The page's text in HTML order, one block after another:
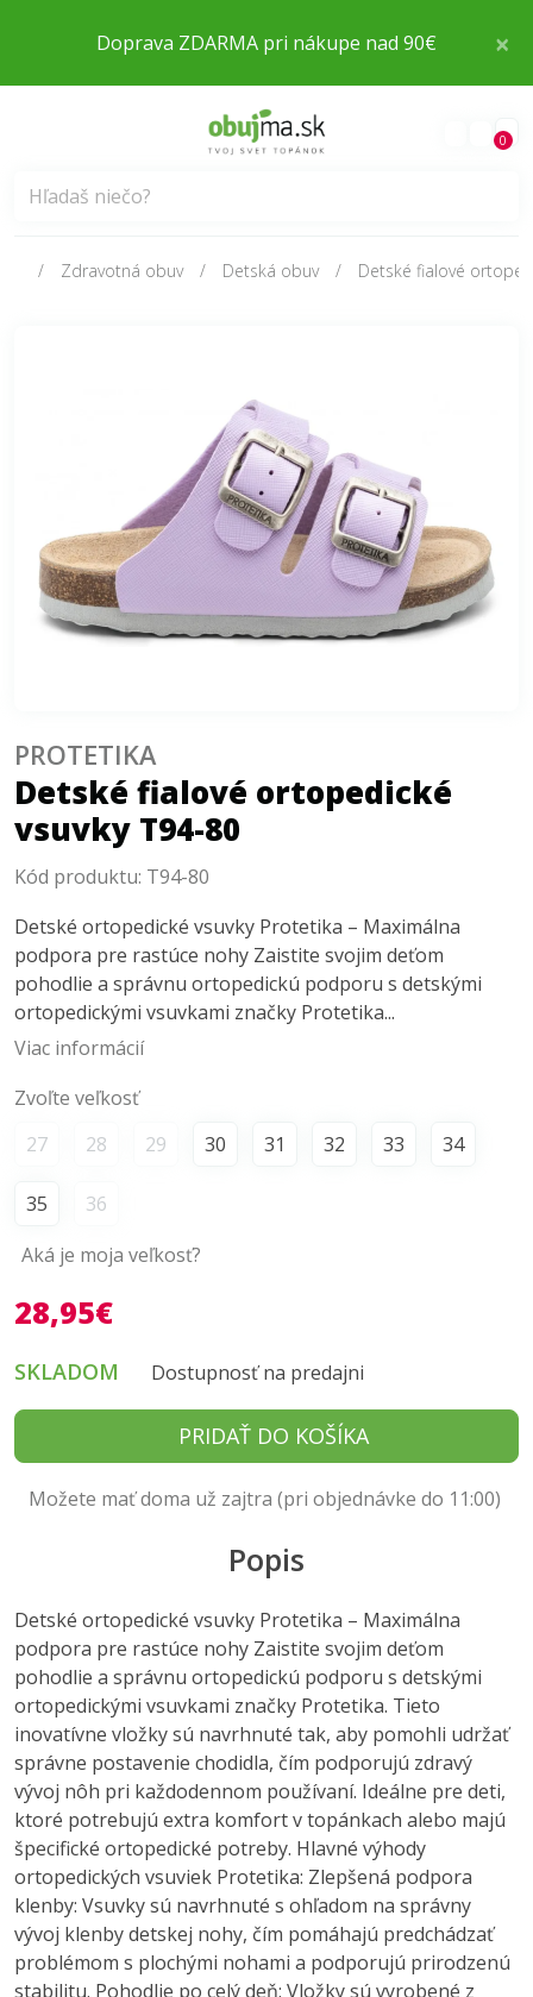
×
Doprava ZDARMA pri nákupe nad 90€
0
Zdravotná obuv Detská obuv Detské fialové
Detské fialové ortopedické
vsuvky T94-80
PROTETIKA
Kód produktu: T94-80
Detské ortopedické vsuvky Protetika – Maximálna
podpora pre rastúce nohy Zaistite svojim deťom
pohodlie a správnu ortopedickú podporu s detskými
ortopedickými vsuvkami značky Protetika...
Viac informácií
Zvoľte veľkosť
27
28 29 30 31 32 33 34
35
36
Aká je moja veľkosť?
28,95€
SKLADOM Dostupnosť na predajni
PRIDAŤ DO KOŠÍKA
Možete mať doma už zajtra (pri objednávke do 11:00)
Popis
Detské ortopedické vsuvky Protetika – Maximálna
podpora pre rastúce nohy Zaistite svojim deťom
pohodlie a správnu ortopedickú podporu s detskými
ortopedickými vsuvkami značky Protetika. Tieto
inovatívne vložky sú navrhnuté tak, aby pomohli udržať
správne postavenie chodidla, čím podporujú zdravý
vývoj nôh pri každodennom používaní. Ideálne pre deti,
ktoré potrebujú extra komfort v topánkach alebo majú
špecifické ortopedické potreby. Hlavné výhody
ortopedických vsuviek Protetika: Zlepšená podpora
klenby: Vsuvky sú navrhnuté s ohľadom na správny
vývoj klenby detskej nohy, čím pomáhajú predchádzať
problémom s plochými nohami a podporujú prirodzenú
stabilitu. Pohodlie po celý deň: Vložky sú vyrobené z